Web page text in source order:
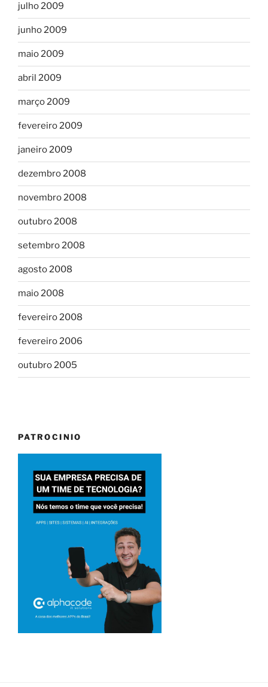
julho 2009
junho 2009
maio 2009
abril 2009
março 2009
fevereiro 2009
janeiro 2009
dezembro 2008
novembro 2008
outubro 2008
setembro 2008
agosto 2008
maio 2008
fevereiro 2008
fevereiro 2006
outubro 2005
PATROCINIO